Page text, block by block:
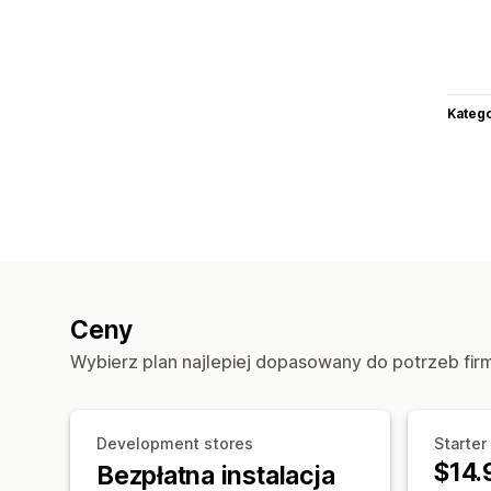
Ceny
Wybierz plan najlepiej dopasowany do potrzeb
Development stores
Bezpłatna instalacja
Starter